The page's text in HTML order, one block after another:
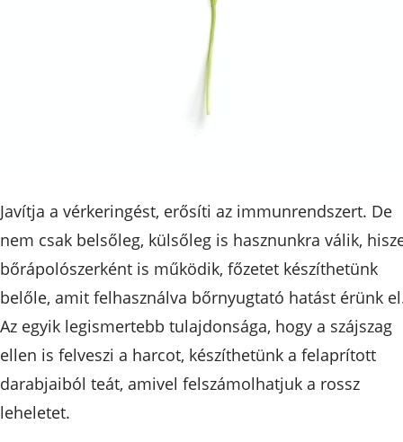
Javítja a vérkeringést, erősíti az immunrendszert. De
nem csak belsőleg, külsőleg is hasznunkra válik,
bőrápolószerként is működik, főzetet készíthetünk
belőle, amit felhasználva bőrnyugtató hatást érünk
Az egyik legismertebb tulajdonsága, hogy a szájszag
ellen is felveszi a harcot, készíthetünk a felaprított
darabjaiból teát, amivel felszámolhatjuk a rossz
leheletet.